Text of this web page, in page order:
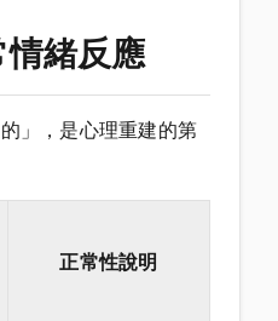
緒反應
」，是心理重建的第
正常性說明